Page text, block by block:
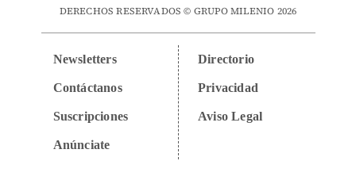
DERECHOS RESERVADOS © GRUPO MILENIO 2026
Newsletters
Contáctanos
Suscripciones
Anúnciate
Directorio
Privacidad
Aviso Legal